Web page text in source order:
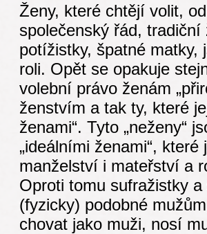
Ženy, které chtějí volit,
společenský řád,
potížistky, špatné matky,
roli. Opět se opakuje
volební právo ženám
ženstvím a tak ty, které
ženami“. Tyto „neženy“
„ideálními ženami“,
manželství i mateřství a
Oproti tomu sufražistky
(fyzicky) podobné
chovat jako muži, nosí